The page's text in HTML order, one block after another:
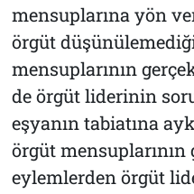
mensuplarına yön
örgüt
mensuplarının
de örgüt liderinin
eşyanın tabiatına
örgüt
eylemlerden örgüt